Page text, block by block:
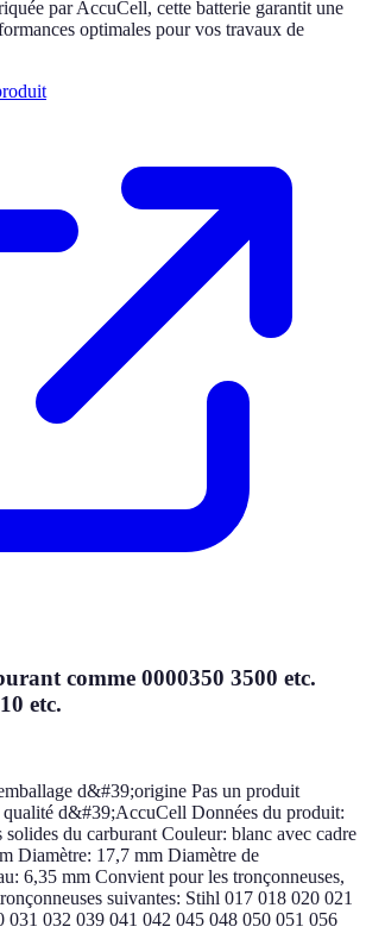
par AccuCell, cette batterie garantit une
optimales pour vos travaux de
comme 0000350 3500 etc.
etc.
d&#39;origine Pas un produit
d&#39;AccuCell Données du produit:
du carburant Couleur: blanc avec cadre
Diamètre: 17,7 mm Diamètre de
6,35 mm Convient pour les tronçonneuses,
suivantes: Stihl 017 018 020 021
031 032 039 041 042 045 048 050 051 056